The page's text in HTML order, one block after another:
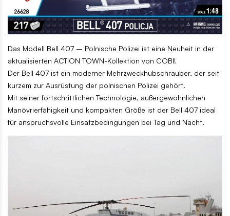
Das Modell Bell 407 – Polnische Polizei ist eine Neuheit in der
aktualisierten ACTION TOWN-Kollektion von COBI!
Der Bell 407 ist ein moderner Mehrzweckhubschrauber, der seit
kurzem zur Ausrüstung der polnischen Polizei gehört.
Mit seiner fortschrittlichen Technologie, außergewöhnlichen
Manövrierfähigkeit und kompakten Größe ist der Bell 407 ideal
für anspruchsvolle Einsatzbedingungen bei Tag und Nacht.